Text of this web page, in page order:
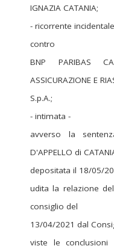
IGNAZIA CATANIA;
- ricorrente
contro
BNP PARIBAS
ASSICURAZIONE E
S.p.A.;
- intimata -
avverso la
D'APPELLO di
depositata il 18/05/
udita la relazione
consiglio del
13/04/2021 dal
viste le